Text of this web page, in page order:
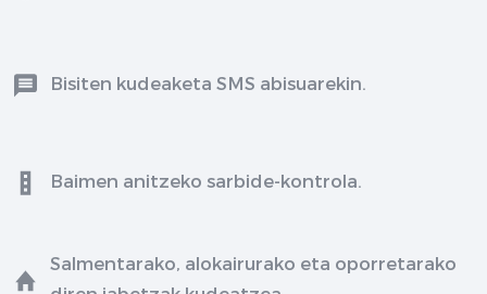
Bisiten kudeaketa SMS abisuarekin.
Baimen anitzeko sarbide-kontrola.
Salmentarako, alokairurako eta oporretarako